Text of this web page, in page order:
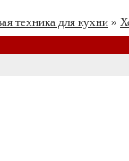
техника для кухни »